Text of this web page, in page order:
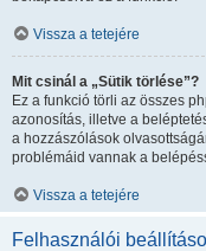
Vissza a tetejére
Mit csinál a „Sütik törlése”?
Ez a funkció törli az összes
azonosítás, illetve a
a hozzászólások
problémáid vannak a
Vissza a tetejére
Felhasználói